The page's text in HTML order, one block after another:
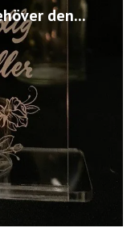
den...